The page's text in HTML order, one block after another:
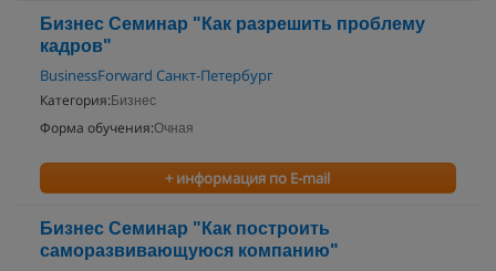
Бизнес Семинар "Как разрешить проблему
кадров"
BusinessForward Санкт-Петербург
Категория: Бизнес
Форма обучения:Очная
+ информация по E-mail
Бизнес Семинар "Как построить
саморазвивающуюся компанию"